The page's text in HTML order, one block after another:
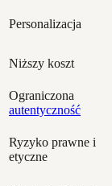
Personalizacja
Niższy koszt
Ograniczona
autentyczność
Ryzyko prawne i
etyczne